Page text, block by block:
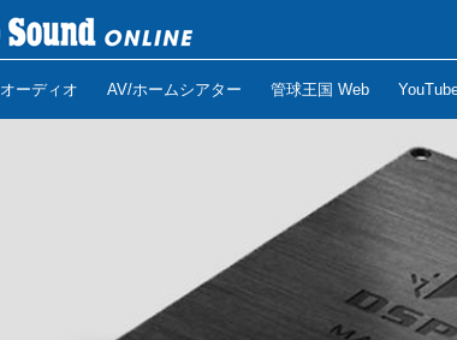
オーディオ AV/ホームシアター 管球王国 Web